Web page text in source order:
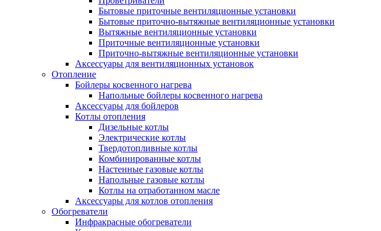
Бытовые приточные вентиляционные установки
Бытовые приточно-вытяжные вентиляционные установки
Вытяжные вентиляционные установки
Приточные вентиляционные установки
Приточно-вытяжные вентиляционные установки
Аксессуары для вентиляционных установок
Отопление
Бойлеры косвенного нагрева
Напольные бойлеры косвенного нагрева
Аксессуары для бойлеров
Котлы отопления
Дизельные котлы
Электрические котлы
Твердотопливные котлы
Комбинированные котлы
Настенные газовые котлы
Напольные газовые котлы
Котлы на отработанном масле
Аксессуары для котлов отопления
Обогреватели
Инфракрасные обогреватели